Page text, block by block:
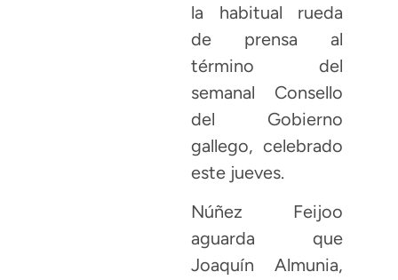
la habitual rueda
de prensa al
término del
semanal Consello
del Gobierno
gallego, celebrado
este jueves.
Núñez Feijoo
aguarda que
Joaquín Almunia,